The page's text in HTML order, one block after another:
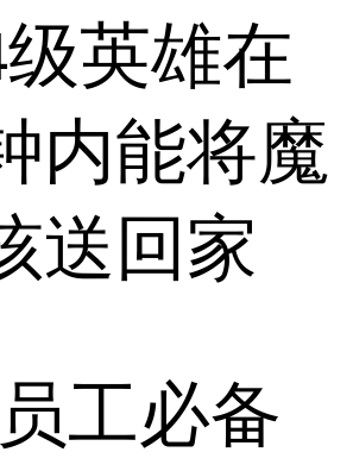
英雄在
内能将魔
送回家
工必备